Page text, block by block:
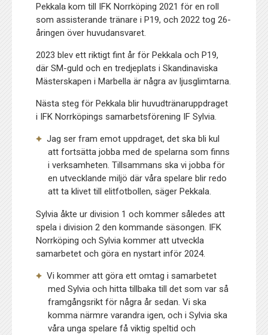
Pekkala kom till IFK Norrköping 2021 för en roll
som assisterande tränare i P19, och 2022 tog 26-
åringen över huvudansvaret.
2023 blev ett riktigt fint år för Pekkala och P19,
där SM-guld och en tredjeplats i Skandinaviska
Mästerskapen i Marbella är några av ljusglimtarna.
Nästa steg för Pekkala blir huvudtränaruppdraget
i IFK Norrköpings samarbetsförening IF Sylvia.
Jag ser fram emot uppdraget, det ska bli kul
att fortsätta jobba med de spelarna som finns
i verksamheten. Tillsammans ska vi jobba för
en utvecklande miljö där våra spelare blir redo
att ta klivet till elitfotbollen, säger Pekkala.
Sylvia åkte ur division 1 och kommer således att
spela i division 2 den kommande säsongen. IFK
Norrköping och Sylvia kommer att utveckla
samarbetet och göra en nystart inför 2024.
Vi kommer att göra ett omtag i samarbetet
med Sylvia och hitta tillbaka till det som var så
framgångsrikt för några år sedan. Vi ska
komma närmre varandra igen, och i Sylvia ska
våra unga spelare få viktig speltid och